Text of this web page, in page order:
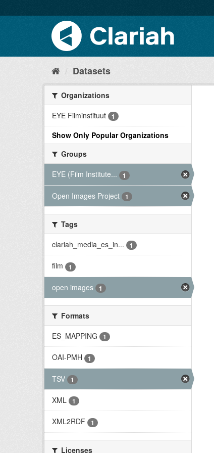
Datasets
Organizations
EYE Filminstituut
1
Show Only Popular Organizations
Groups
EYE (Film Institute...
1
Open Images Project 1
Tags
clariah_media_es_in...
1
film 1
open images 1
Formats
ES_MAPPING
1
OAI-PMH 1
TSV 1
XML 1
XML2RDF 1
Licenses